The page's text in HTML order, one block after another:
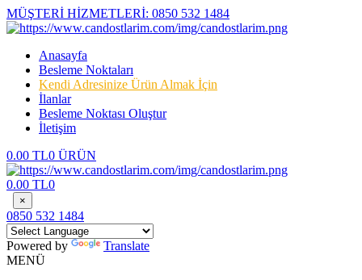
MÜŞTERİ HİZMETLERİ: 0850 532 1484
Anasayfa
Besleme Noktaları
Kendi Adresinize Ürün Almak İçin
İlanlar
Besleme Noktası Oluştur
İletişim
0.00 TL0 ÜRÜN
0.00 TL0
×
0850 532 1484
Powered by
Translate
MENÜ